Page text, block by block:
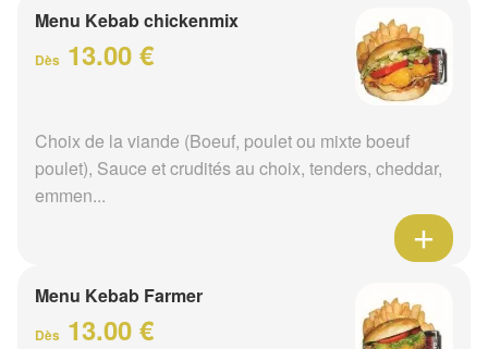
Menu Kebab chickenmix
Dès 13.00 €
Choix de la viande (Boeuf, poulet ou mixte boeuf
poulet), Sauce et crudités au choix, tenders, cheddar,
emmen...
Menu Kebab Farmer
Dès 13.00 €